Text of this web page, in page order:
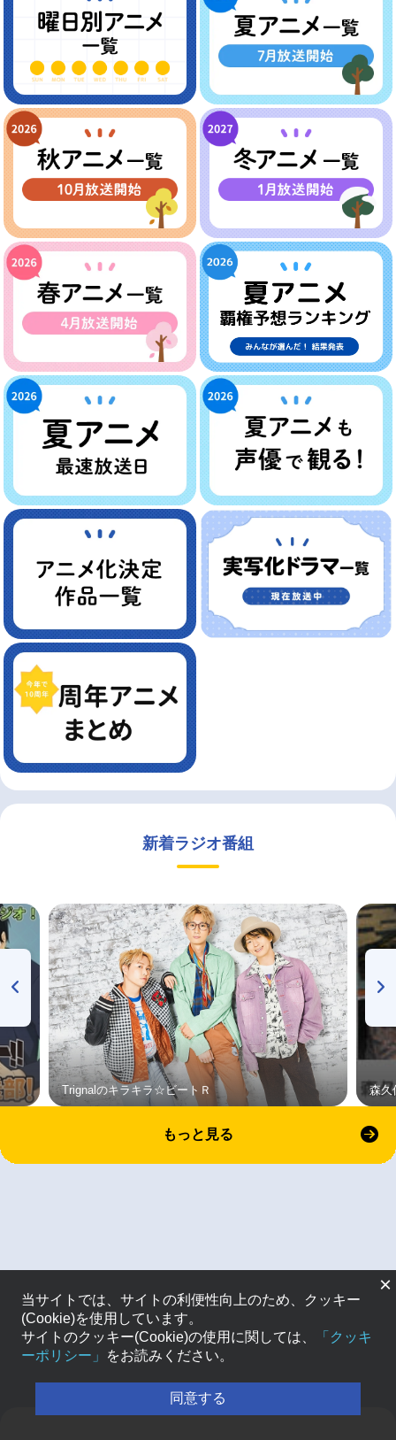
新着ラジオ番組
Trignalのキラキラ☆ビートＲ 森久
もっと見る
×
当サイトでは、サイトの利便性向上のため、クッキー
(Cookie)を使用しています。
サイトのクッキー(Cookie)の使用に関しては、
「クッキ
ーポリシー」
をお読みください。
同意する